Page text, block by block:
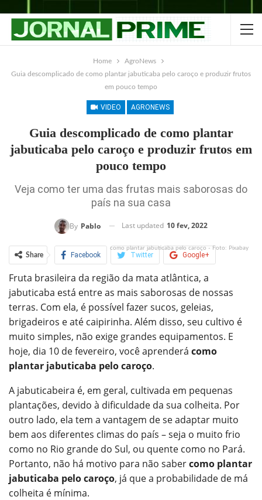
Home
AgroNews
Guia descomplicado de como plantar jabuticaba pelo caroço e produzir frutos
em pouco tempo
VIDEO AGRONEWS
Guia descomplicado de como plantar
jabuticaba pelo caroço e produzir frutos em
pouco tempo
Veja como ter uma das frutas mais saborosas do
país na sua casa
By Pablo Last updated 10 fev, 2022
como plantar jabuticaba pelo caroço - Foto: Pixabay
Share Facebook Twitter Google+
ReddIt WhatsApp Pinterest
Fruta brasileira da região da mata atlântica, a
jabuticaba está entre as mais saborosas de nossas
terras. Com ela, é possível fazer sucos, geleias,
brigadeiros e até caipirinha. Além disso, seu cultivo é
muito simples, não exige grandes equipamentos. E
hoje, dia 10 de fevereiro, você aprenderá como
plantar jabuticaba pelo caroço.
A jabuticabeira é, em geral, cultivada em pequenas
plantações, devido à dificuldade da sua colheita. Por
outro lado, ela tem a vantagem de se adaptar muito
bem aos diferentes climas do país – seja o muito frio
como no Rio grande do Sul, ou quente como no Pará.
Portanto, não há motivo para não sabercomo plantar
jabuticaba pelo caroço, já que a probabilidade de má
colheita é mínima.